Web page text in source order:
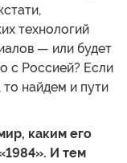
технологий
— или будет
с Россией? Если
найдем и пути
каким его
И тем